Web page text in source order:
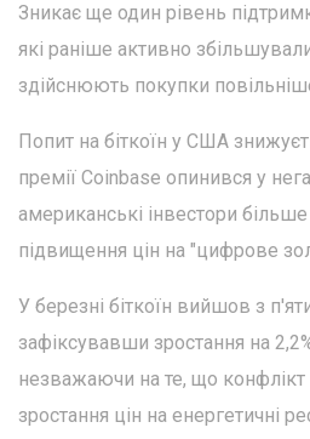
Зникає ще один рівень
які раніше активно
здійснюють покупки
Попит на біткоїн у США
премії Coinbase опинився у
американські інвестори
підвищення цін на "цифрове
У березні біткоїн вийшов з
зафіксувавши зростання на
незважаючи на те, що конфлікт
зростання цін на енергетичні